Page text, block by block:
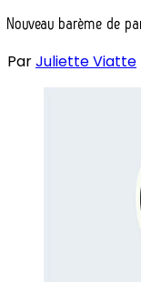
Nouveau barème de
ParJuliette Viatte